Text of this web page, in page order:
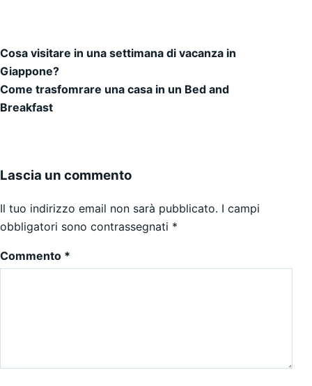
Navigazione articoli
Cosa visitare in una settimana di vacanza in
Giappone?
Come trasfomrare una casa in un Bed and
Breakfast
Lascia un commento
Il tuo indirizzo email non sarà pubblicato. I campi
obbligatori sono contrassegnati *
Commento *